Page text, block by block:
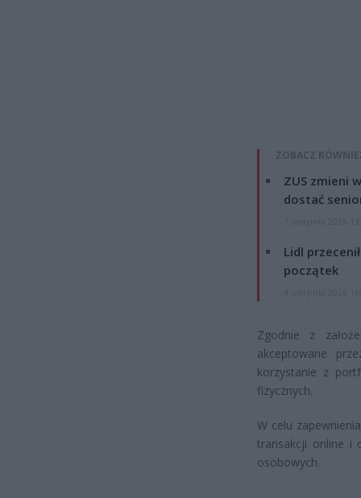
ZOBACZ
ZUS zmieni
dostać
Lidl
początek
Zgodnie z
akceptowane
korzystanie z
fizycznych.
W celu
transakcji online i
osobowych.